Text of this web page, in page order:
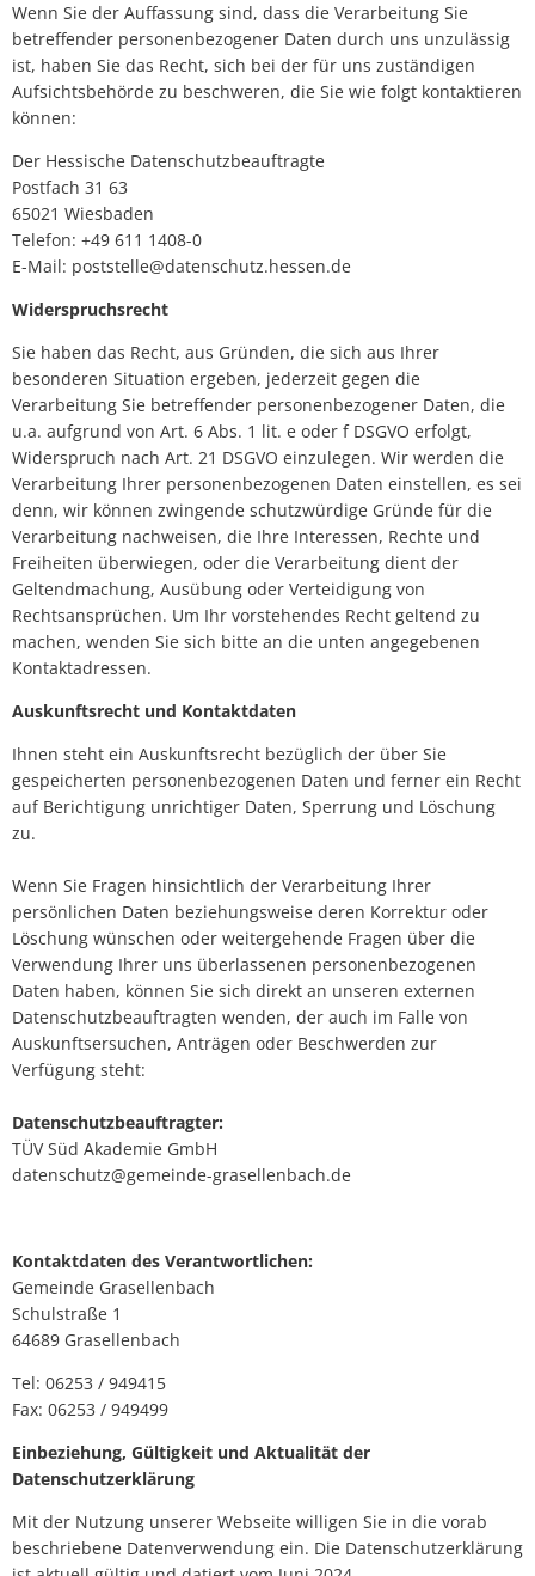
Wenn Sie der Auffassung sind, dass die Verarbeitung Sie
betreffender personenbezogener Daten durch uns unzulässig
ist, haben Sie das Recht, sich bei der für uns zuständigen
Aufsichtsbehörde zu beschweren, die Sie wie folgt kontaktieren
können:
Der Hessische Datenschutzbeauftragte
Postfach 31 63
65021 Wiesbaden
Telefon: +49 611 1408-0
E-Mail: poststelle@datenschutz.hessen.de
Widerspruchsrecht
Sie haben das Recht, aus Gründen, die sich aus Ihrer
besonderen Situation ergeben, jederzeit gegen die
Verarbeitung Sie betreffender personenbezogener Daten, die
u.a. aufgrund von Art. 6 Abs. 1 lit. e oder f DSGVO erfolgt,
Widerspruch nach Art. 21 DSGVO einzulegen. Wir werden die
Verarbeitung Ihrer personenbezogenen Daten einstellen, es sei
denn, wir können zwingende schutzwürdige Gründe für die
Verarbeitung nachweisen, die Ihre Interessen, Rechte und
Freiheiten überwiegen, oder die Verarbeitung dient der
Geltendmachung, Ausübung oder Verteidigung von
Rechtsansprüchen. Um Ihr vorstehendes Recht geltend zu
machen, wenden Sie sich bitte an die unten angegebenen
Kontaktadressen.
Auskunftsrecht und Kontaktdaten
Ihnen steht ein Auskunftsrecht bezüglich der über Sie
gespeicherten personenbezogenen Daten und ferner ein Recht
auf Berichtigung unrichtiger Daten, Sperrung und Löschung
zu.
Wenn Sie Fragen hinsichtlich der Verarbeitung Ihrer
persönlichen Daten beziehungsweise deren Korrektur oder
Löschung wünschen oder weitergehende Fragen über die
Verwendung Ihrer uns überlassenen personenbezogenen
Daten haben, können Sie sich direkt an unseren externen
Datenschutzbeauftragten wenden, der auch im Falle von
Auskunftsersuchen, Anträgen oder Beschwerden zur
Verfügung steht:
Datenschutzbeauftragter:
TÜV Süd Akademie GmbH
datenschutz@gemeinde-grasellenbach.de
Kontaktdaten des Verantwortlichen:
Gemeinde Grasellenbach
Schulstraße 1
64689 Grasellenbach
Tel: 06253 / 949415
Fax: 06253 / 949499
Einbeziehung, Gültigkeit und Aktualität der
Datenschutzerklärung
Mit der Nutzung unserer Webseite willigen Sie in die vorab
beschriebene Datenverwendung ein. Die Datenschutzerklärung